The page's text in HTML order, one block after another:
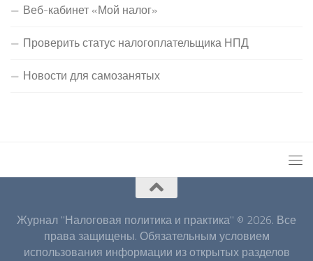
Веб-кабинет «Мой налог»
Проверить статус налогоплательщика НПД
Новости для самозанятых
Журнал "Налоговая политика и практика" © 2026. Все
права защищены. Обязательным условием
использования информации из открытых разделов